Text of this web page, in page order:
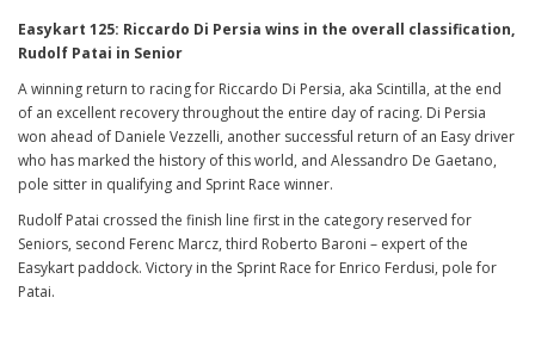
Easykart 125: Riccardo Di Persia wins in the overall classification,
Rudolf Patai in Senior
A winning return to racing for Riccardo Di Persia, aka Scintilla, at the end
of an excellent recovery throughout the entire day of racing. Di Persia
won ahead of Daniele Vezzelli, another successful return of an Easy driver
who has marked the history of this world, and Alessandro De Gaetano,
pole sitter in qualifying and Sprint Race winner.
Rudolf Patai crossed the finish line first in the category reserved for
Seniors, second Ferenc Marcz, third Roberto Baroni – expert of the
Easykart paddock. Victory in the Sprint Race for Enrico Ferdusi, pole for
Patai.